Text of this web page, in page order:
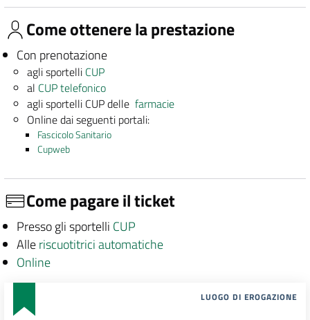
Come ottenere la prestazione
Con prenotazione
agli sportelli CUP
al CUP telefonico
agli sportelli CUP dellefarmacie
Online dai seguenti portali:
Fascicolo Sanitario
Cupweb
Come pagare il ticket
Presso gli sportelli CUP
Alleriscuotitrici automatiche
Online
LUOGO DI EROGAZIONE